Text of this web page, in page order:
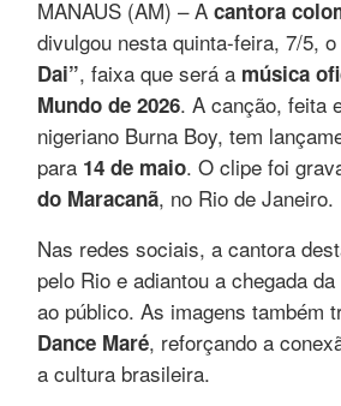
MANAUS (AM) – A cantora
divulgou nesta quinta-feira, 7/5,
Dai”, faixa que será a música
Mundo de 2026. A canção, feita
nigeriano Burna Boy, tem
para 14 de maio. O clipe foi
do Maracanã, no Rio de Janeiro.
Nas redes sociais, a cantora
pelo Rio e adiantou a chegada
ao público. As imagens também
Dance Maré, reforçando a
a cultura brasileira.